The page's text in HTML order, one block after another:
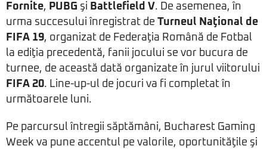
Fornite, PUBG şi Battlefield V. De asemenea, în
urma succesului înregistrat de Turneul Naţional de
FIFA 19, organizat de Federaţia Română de Fotbal
la ediţia precedentă, fanii jocului se vor bucura de
turnee, de această dată organizate în jurul viitorului
FIFA 20. Line-up-ul de jocuri va fi completat în
următoarele luni.
Pe parcursul întregii săptămâni, Bucharest Gaming
Week va pune accentul pe valorile, oportunităţile şi